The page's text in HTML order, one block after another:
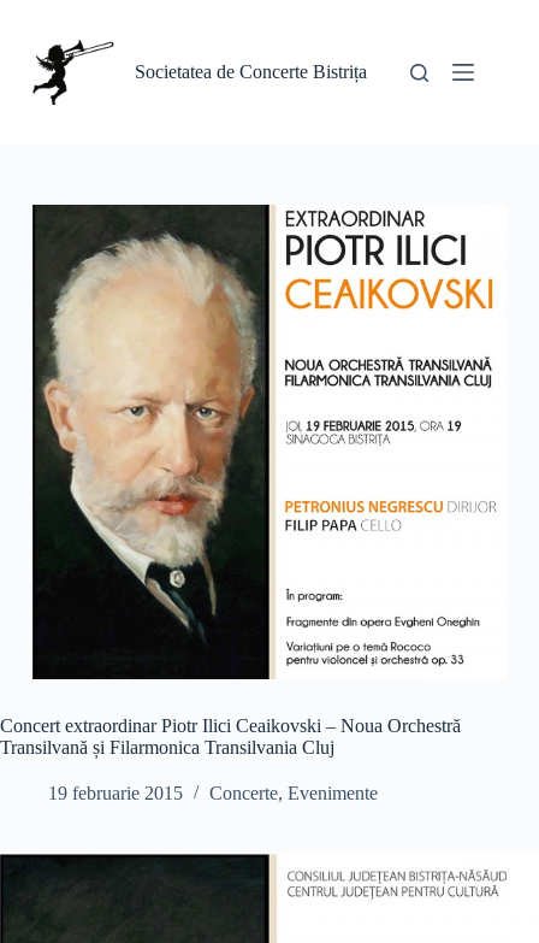
conținut
Societatea de Concerte Bistrița
Concert extraordinar Piotr Ilici Ceaikovski – Noua Orchestră
Transilvană și Filarmonica Transilvania Cluj
19 februarie 2015 Concerte, Evenimente